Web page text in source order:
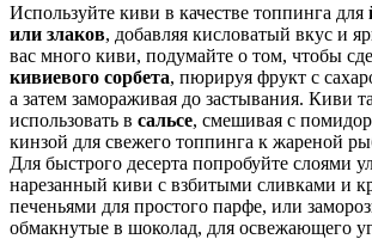
Используйте киви в качестве топпинга для
или злаков, добавляя кисловатый вкус и
вас много киви, подумайте о том, чтобы
кивиевого сорбета, пюрируя фрукт с
а затем замораживая до застывания. Киви
использовать в сальсе, смешивая с
кинзой для свежего топпинга к жареной
Для быстрого десерта попробуйте слоями
нарезанный киви с взбитыми сливками и
печеньями для простого парфе, или
обмакнутые в шоколад, для освежающего